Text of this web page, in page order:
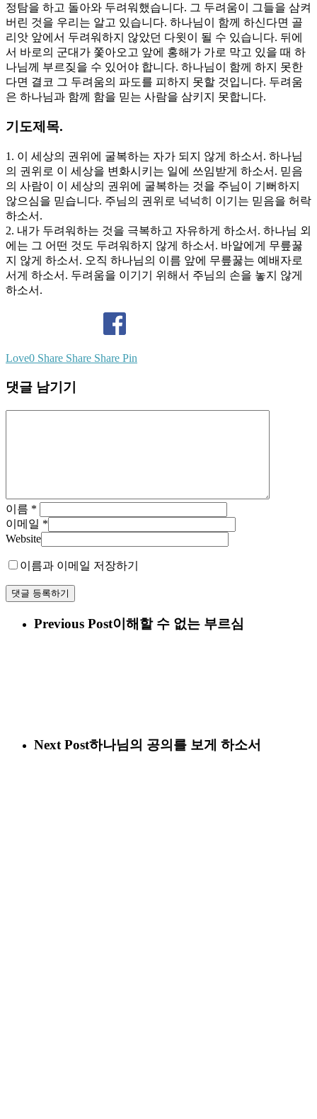
정탐을 하고 돌아와 두려워했습니다. 그 두려움이 그들을 삼켜
버린 것을 우리는 알고 있습니다. 하나님이 함께 하신다면 골
리앗 앞에서 두려워하지 않았던 다윗이 될 수 있습니다. 뒤에
서 바로의 군대가 쫓아오고 앞에 홍해가 가로 막고 있을 때 하
나님께 부르짖을 수 있어야 합니다. 하나님이 함께 하지 못한
다면 결코 그 두려움의 파도를 피하지 못할 것입니다. 두려움
은 하나님과 함께 함을 믿는 사람을 삼키지 못합니다.
기도제목.
1. 이 세상의 권위에 굴복하는 자가 되지 않게 하소서. 하나님
의 권위로 이 세상을 변화시키는 일에 쓰임받게 하소서. 믿음
의 사람이 이 세상의 권위에 굴복하는 것을 주님이 기뻐하지
않으심을 믿습니다. 주님의 권위로 넉넉히 이기는 믿음을 허락
하소서.
2. 내가 두려워하는 것을 극복하고 자유하게 하소서. 하나님 외
에는 그 어떤 것도 두려워하지 않게 하소서. 바알에게 무릎꿇
지 않게 하소서. 오직 하나님의 이름 앞에 무릎꿇는 예배자로
서게 하소서. 두려움을 이기기 위해서 주님의 손을 놓지 않게
하소서.
Love0 Share Share Share Pin
댓글 남기기
이름 *
이메일 *
Website
이름과 이메일 저장하기
Previous Post이해할 수 없는 부르심
Next Post하나님의 공의를 보게 하소서